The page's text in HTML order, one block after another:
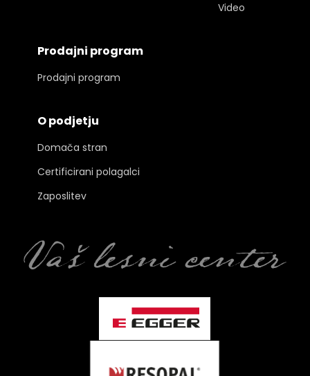
Video
Prodajni program
Prodajni program
O podjetju
Domača stran
Certificirani polagalci
Zaposlitev